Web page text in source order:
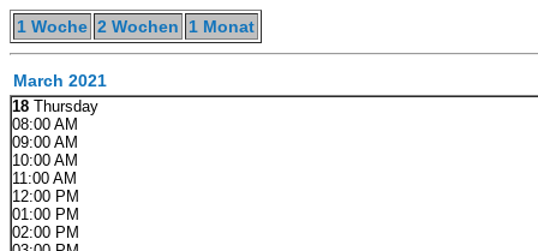
1 Woche 2 Wochen 1 Monat
March 2021
18 Thursday
08:00 AM
09:00 AM
10:00 AM
11:00 AM
12:00 PM
01:00 PM
02:00 PM